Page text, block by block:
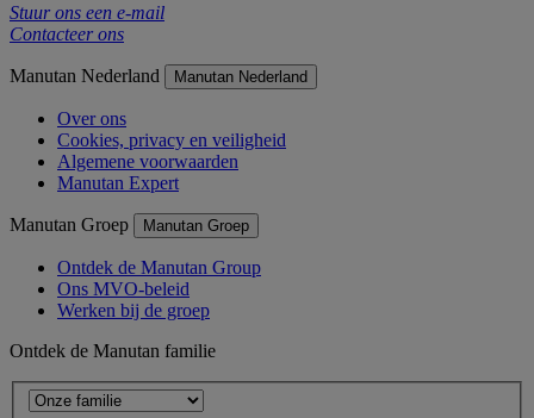
Stuur ons een e-mail
Contacteer ons
Manutan Nederland Manutan Nederland
Over ons
Cookies, privacy en veiligheid
Algemene voorwaarden
Manutan Expert
Manutan Groep Manutan Groep
Ontdek de Manutan Group
Ons MVO-beleid
Werken bij de groep
Ontdek de Manutan familie